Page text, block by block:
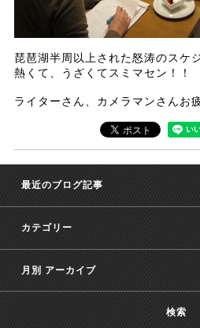
琵琶湖半周以上された怒涛のスケ
熱くて、うざくてスミマセン！！
ライターさん、カメラマンさんお
最近のブログ記事
カテゴリー
月別 アーカイブ
検索